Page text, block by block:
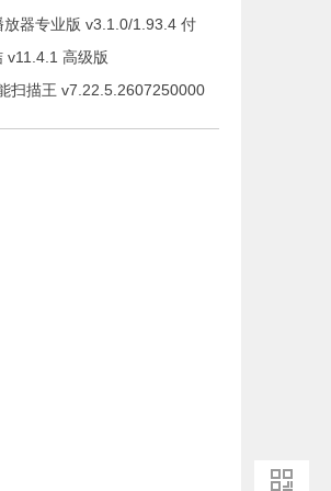
软件，解锁专业版
放器专业版 v3.1.0/1.93.4 付
v11.4.1 高级版
扫描王 v7.22.5.2607250000